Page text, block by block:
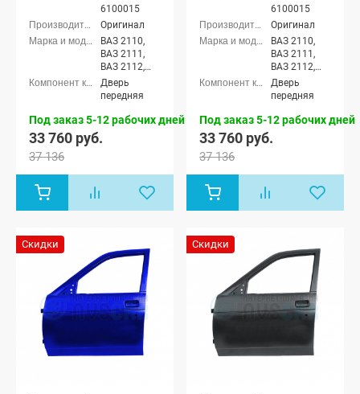
6100015
Оригинал
ВАЗ 2110,
ВАЗ 2111,
ВАЗ 2112,
Лада
Приора
2170), Лада
универсал
хэтчбек (ВАЗ
2172), Лада
21704), Лада
Приора-2
хэтчбек (ВАЗ
Дверь
передняя
Под заказ 5-12 рабочих дней
33 760 руб.
37 136
6100015
Оригинал
ВАЗ 2110,
ВАЗ 2111,
ВАЗ 2112,
Лада
Приора
2170), Лада
универсал
хэтчбек (ВАЗ
2172), Лада
21704), Лада
Приора-2
хэтчбек (ВАЗ
Дверь
передняя
Под заказ 5-12 рабочих дней
33 760 руб.
37 136
Скидки Скидки